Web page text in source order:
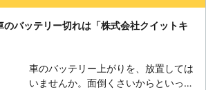
バッテリー切れは「株式会社クイットキ
車のバッテリー上がりを、放置しては
いませんか。面倒くさいからといって